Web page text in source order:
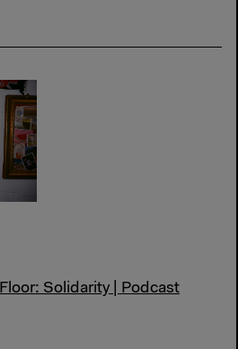
Solidarity | Podcast